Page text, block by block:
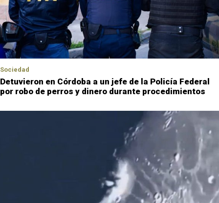
Sociedad
Detuvieron en Córdoba a un jefe de la Policía Federal
por robo de perros y dinero durante procedimientos